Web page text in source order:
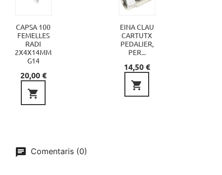
CAPSA 100
FEMELLES
RADI
2X4X14MM
G14
Preu
20,00 €

EINA CLAU
CARTUTX
PEDALIER,
PER...
Preu
14,50 €

Comentaris (0)